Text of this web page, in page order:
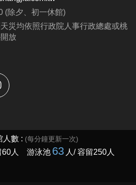
(除夕、初一休館)
災均依照行政院人事行政總處或桃
放